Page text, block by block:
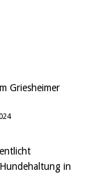
Griesheimer
in